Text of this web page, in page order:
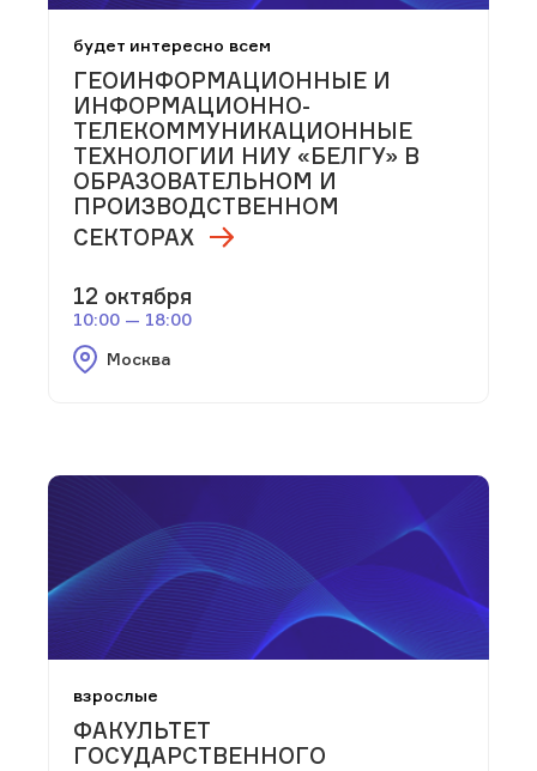
будет интересно всем
ГЕОИНФОРМАЦИОННЫЕ И
ИНФОРМАЦИОННО-
ТЕЛЕКОММУНИКАЦИОННЫЕ
ТЕХНОЛОГИИ НИУ «БЕЛГУ» В
ОБРАЗОВАТЕЛЬНОМ И
ПРОИЗВОДСТВЕННОМ
СЕКТОРАХ
12 октября
10:00 — 18:00
Москва
взрослые
ФАКУЛЬТЕТ
ГОСУДАРСТВЕННОГО